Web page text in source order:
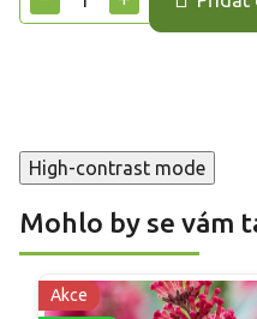
High-contrast mode
Mohlo by se vám
Akce